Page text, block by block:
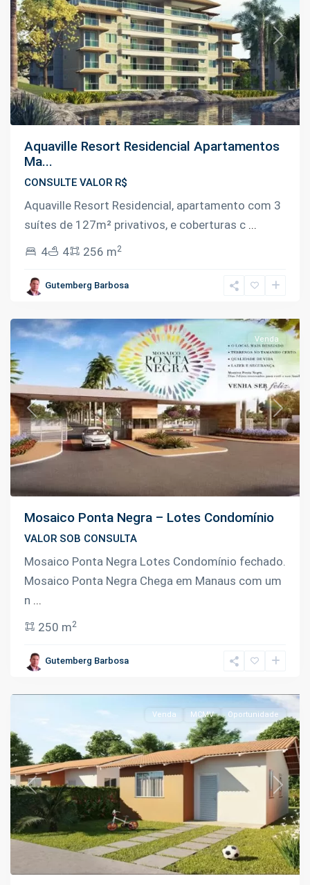
Previous Next
Aquaville Resort Residencial Apartamentos
Ma...
CONSULTE VALOR R$
Aquaville Resort Residencial, apartamento com 3
suítes de 127m² privativos, e coberturas c ...
4
4 256 m2
Gutemberg Barbosa
Negra,
Previous Next
Venda
Mosaico Ponta Negra – Lotes Condomínio
VALOR SOB CONSULTA
Mosaico Ponta Negra Lotes Condomínio fechado.
Mosaico Ponta Negra Chega em Manaus com um
n ...
250 m2
Gutemberg Barbosa
Km
02
Braga,
Previous Next
Venda MCMV Oportunidade